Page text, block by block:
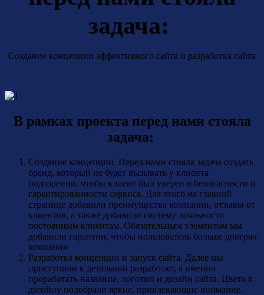
задача:
Cоздание концепции эффективного сайта и разработка сайта
В рамках проекта перед нами стояла
задача:
Создание концепции. Перед нами стояла задача создать
бренд, который не будет вызывать у клиента
подозрении, чтобы клиент был уверен в безопасности и
гарантированности сервиса. Для этого на главной
странице добавили преимущества компании, отзывы от
клиентов, а также добавили систему лояльности
постоянным клиентам. Обязательным элементом мы
добавили гарантии, чтобы пользователь больше доверял
компании
Разработка концепции и запуск сайта. Далее мы
приступили к детальной разработке, а именно
проработать название, логотип и дизайн сайта. Цвета к
дизайну подобрали яркие, привлекающие внимание.